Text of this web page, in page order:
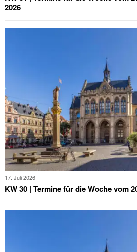
2026
17. Juli 2026
KW 30 | Termine für die Woche vom